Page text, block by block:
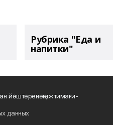
Рубрика "Еда и
напитки"
йәштәренәң ижтимағи-
данных